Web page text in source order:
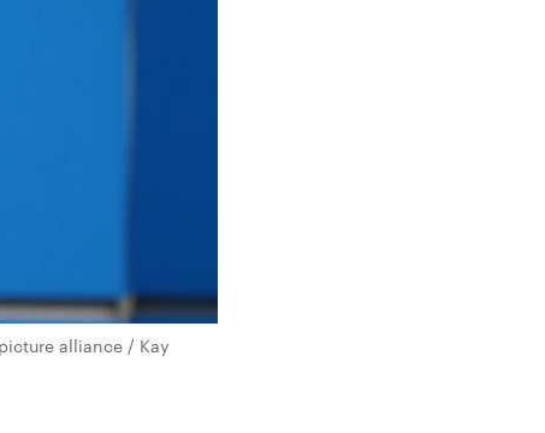
alliance / Kay